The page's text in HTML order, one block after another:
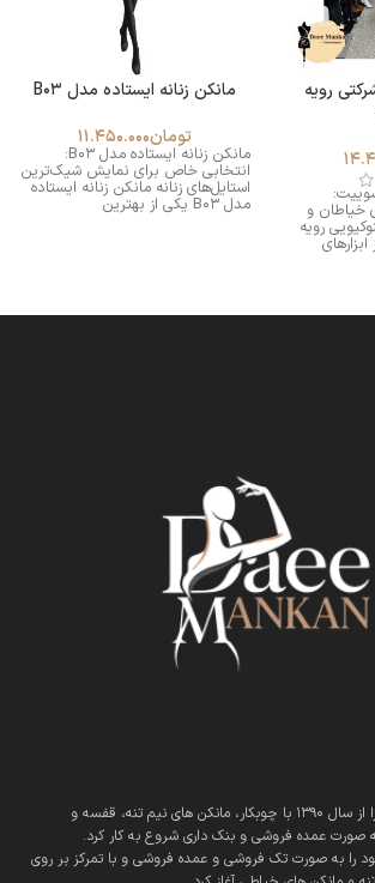
رویه
خیاطان و
رویه
مانکن زنانه ایستاده مدل B03
تومان11.450.000
مانکن زنانه ایستاده مدل B03:
انتخابی خاص برای نمایش شیک‌ترین
استایل‌های زنانه مانکن زنانه ایستاده
مدل B03 یکی از بهترین
تک رگال دایی کار خود را از سال 1390 با چوبکار، مانکن های نیم تنه، قفسه و
صورت عمده فروشی و بنک داری شروع به کار کرد.
فعالیت خود را به صورت تک فروشی و عمده فروشی و با تمرکز بر روی